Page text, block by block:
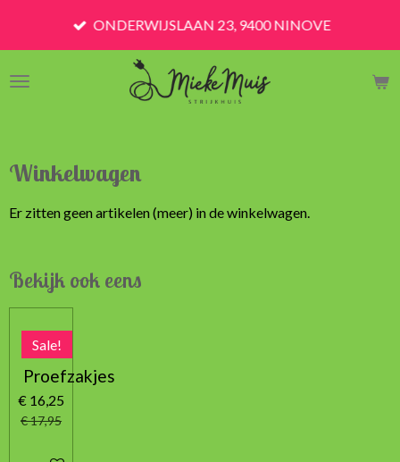
de
ONDERWIJSLAAN 23, 9400 NINOVE
Winkelwagen
Er zitten geen artikelen (meer) in de winkelwagen.
Bekijk ook eens
Sale!
Proefzakjes
€ 16,25
€ 17,95